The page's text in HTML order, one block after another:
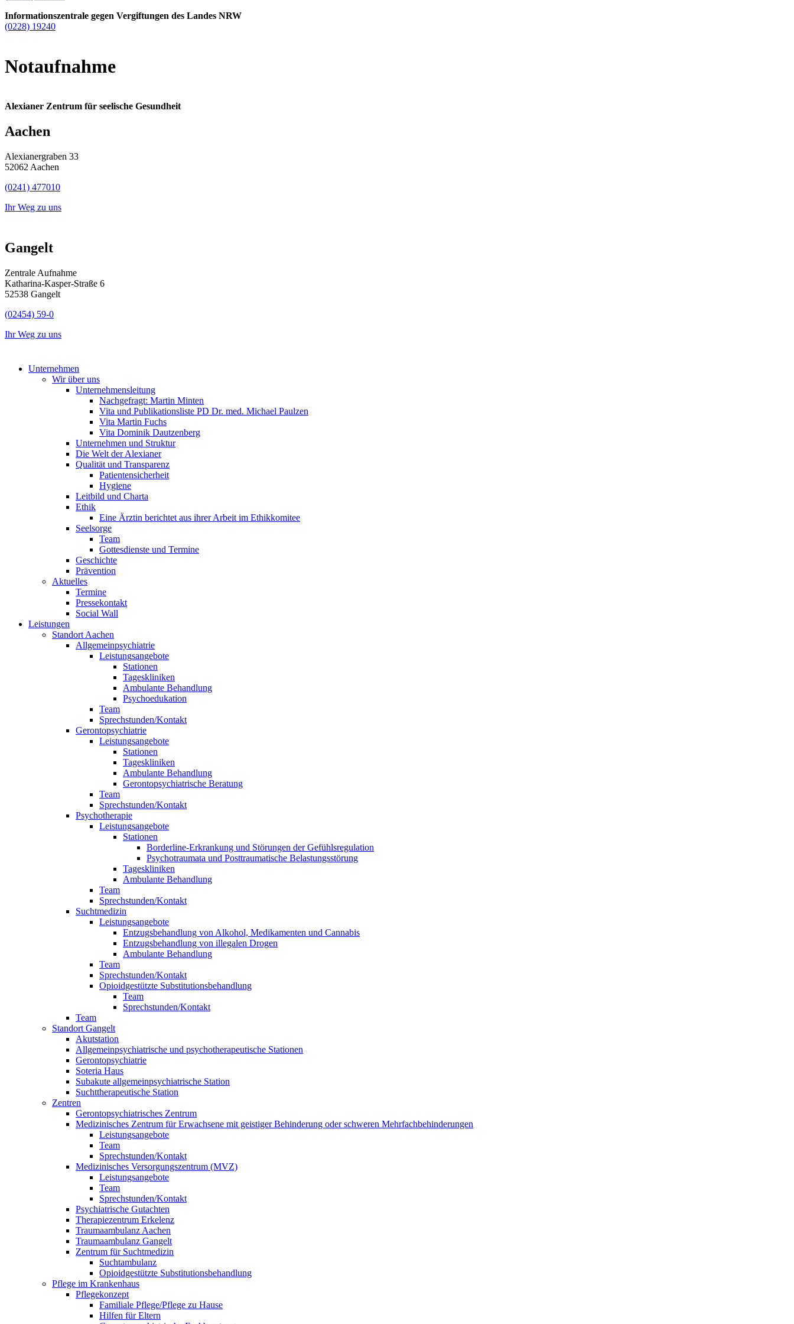
Informationszentrale gegen Vergiftungen des Landes NRW
(0228) 19240
Notaufnahme
Alexianer Zentrum für seelische Gesundheit
Aachen
Alexianergraben 33
52062 Aachen
(0241) 477010
Ihr Weg zu uns
Gangelt
Zentrale Aufnahme
Katharina-Kasper-Straße 6
52538 Gangelt
(02454) 59-0
Ihr Weg zu uns
Unternehmen
Wir über uns
Unternehmensleitung
Nachgefragt: Martin Minten
Vita und Publikationsliste PD Dr. med. Michael Paulzen
Vita Martin Fuchs
Vita Dominik Dautzenberg
Unternehmen und Struktur
Die Welt der Alexianer
Qualität und Transparenz
Patientensicherheit
Hygiene
Leitbild und Charta
Ethik
Eine Ärztin berichtet aus ihrer Arbeit im Ethikkomitee
Seelsorge
Team
Gottesdienste und Termine
Geschichte
Prävention
Aktuelles
Termine
Pressekontakt
Social Wall
Leistungen
Standort Aachen
Allgemeinpsychiatrie
Leistungsangebote
Stationen
Tageskliniken
Ambulante Behandlung
Psychoedukation
Team
Sprechstunden/Kontakt
Gerontopsychiatrie
Leistungsangebote
Stationen
Tageskliniken
Ambulante Behandlung
Gerontopsychiatrische Beratung
Team
Sprechstunden/Kontakt
Psychotherapie
Leistungsangebote
Stationen
Borderline-Erkrankung und Störungen der Gefühlsregulation
Psychotraumata und Posttraumatische Belastungsstörung
Tageskliniken
Ambulante Behandlung
Team
Sprechstunden/Kontakt
Suchtmedizin
Leistungsangebote
Entzugsbehandlung von Alkohol, Medikamenten und Cannabis
Entzugsbehandlung von illegalen Drogen
Ambulante Behandlung
Team
Sprechstunden/Kontakt
Opioidgestützte Substitutionsbehandlung
Team
Sprechstunden/Kontakt
Team
Standort Gangelt
Akutstation
Allgemeinpsychiatrische und psychotherapeutische Stationen
Gerontopsychiatrie
Soteria Haus
Subakute allgemeinpsychiatrische Station
Suchttherapeutische Station
Zentren
Gerontopsychiatrisches Zentrum
Medizinisches Zentrum für Erwachsene mit geistiger Behinderung oder schweren Mehrfachbehinderungen
Leistungsangebote
Team
Sprechstunden/Kontakt
Medizinisches Versorgungszentrum (MVZ)
Leistungsangebote
Team
Sprechstunden/Kontakt
Psychiatrische Gutachten
Therapiezentrum Erkelenz
Traumaambulanz Aachen
Traumaambulanz Gangelt
Zentrum für Suchtmedizin
Suchtambulanz
Opioidgestützte Substitutionsbehandlung
Pflege im Krankenhaus
Pflegekonzept
Familiale Pflege/Pflege zu Hause
Hilfen für Eltern